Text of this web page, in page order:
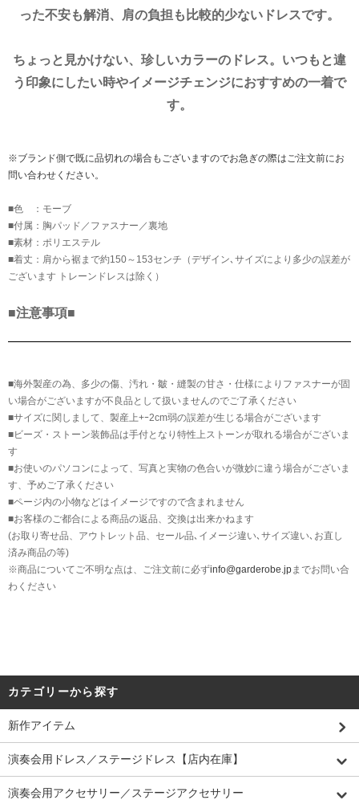
った不安も解消、肩の負担も比較的少ないドレスです。
ちょっと見かけない、珍しいカラーのドレス。いつもと違
う印象にしたい時やイメージチェンジにおすすめの一着で
す。
※ブランド側で既に品切れの場合もございますのでお急ぎの際はご注文前にお
問い合わせください。
■色 ：モーブ
■付属：胸パッド／ファスナー／裏地
■素材：ポリエステル
■着丈：肩から裾まで約150～153センチ（デザイン､サイズにより多少の誤差が
ございます トレーンドレスは除く）
■注意事項■
■海外製産の為、多少の傷、汚れ・皺・縫製の甘さ・仕様によりファスナーが固
い場合がございますが不良品として扱いませんのでご了承ください
■サイズに関しまして、製産上+ｰ2cm弱の誤差が生じる場合がございます
■ビーズ・ストーン装飾品は手付となり特性上ストーンが取れる場合がございま
す
■お使いのパソコンによって、写真と実物の色合いが微妙に違う場合がございま
す、予めご了承ください
■ページ内の小物などはイメージですので含まれません
■お客様のご都合による商品の返品、交換は出来かねます
(お取り寄せ品、アウトレット品、セール品､イメージ違い､サイズ違い､お直し
済み商品の等)
※商品についてご不明な点は、ご注文前に必ずinfo@garderobe.jpまでお問い合
わください
カテゴリーから探す
新作アイテム
演奏会用ドレス／ステージドレス【店内在庫】
演奏会用アクセサリー／ステージアクセサリー